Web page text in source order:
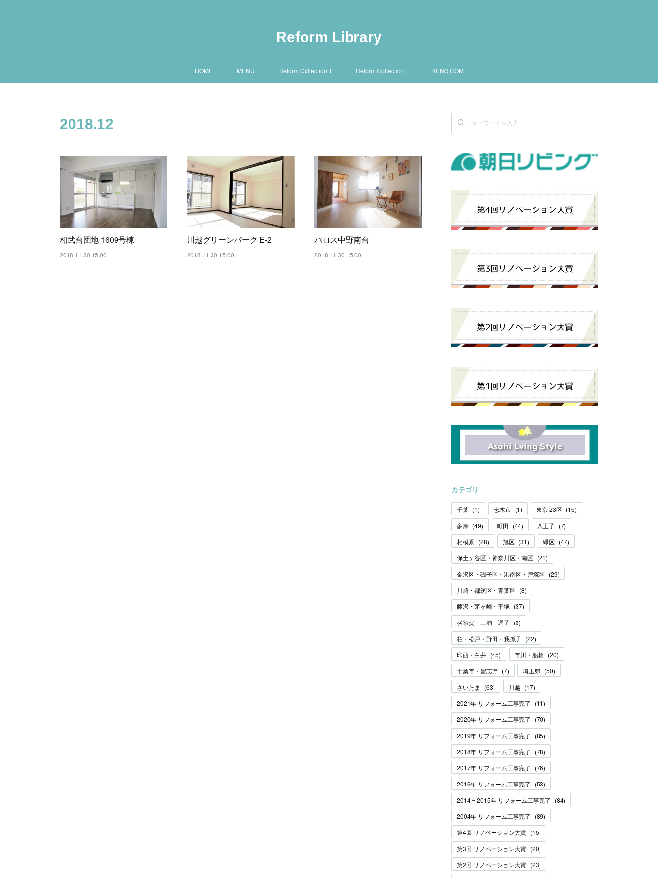
Reform Library
HOME MENU Reform Collection Ⅱ Reform Collection Ⅰ RENO COM
2018.12
相武台団地 1609号棟
2018.11.30 15:00
川越グリーンパーク E-2
2018.11.30 15:00
パロス中野南台
2018.11.30 15:00
カテゴリ
千葉 (1) 志木市 (1) 東京 23区 (16)
多摩 (49) 町田 (44) 八王子 (7)
相模原 (28) 旭区 (31) 緑区 (47)
保土ヶ谷区・神奈川区・南区 (21)
金沢区・磯子区・港南区・戸塚区 (29)
川崎・都筑区・青葉区 (8)
藤沢・茅ヶ崎・平塚 (37)
横須賀・三浦・逗子 (3)
柏・松戸・野田・我孫子 (22)
印西・白井 (45) 市川・船橋 (20)
千葉市・習志野 (7) 埼玉県 (50)
さいたま
(63) 川越 (17)
2021年 リフォーム工事完了
(11)
2020年 リフォーム工事完了
(70)
2019年 リフォーム工事完了
(85)
2018年 リフォーム工事完了
(78)
2017年 リフォーム工事完了
(76)
2016年 リフォーム工事完了
(53)
2014 ~ 2015年 リフォーム工事完了
(84)
2004年 リフォーム工事完了
(89)
第4回 リノベーション大賞 (15)
第3回 リノベーション大賞 (20)
第2回 リノベーション大賞 (23)